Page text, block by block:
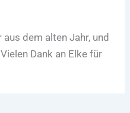
dem alten Jahr, und
Dank an Elke für